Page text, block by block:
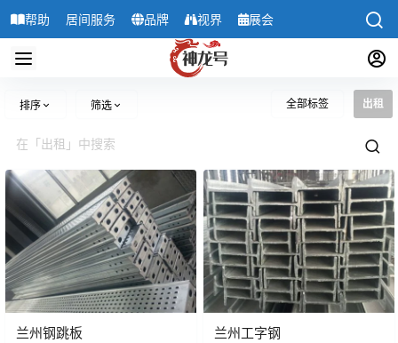
帮助 居间服务 品牌 视界 展会
排序 筛选 全部标签 出租
兰州钢跳板 兰州工字钢